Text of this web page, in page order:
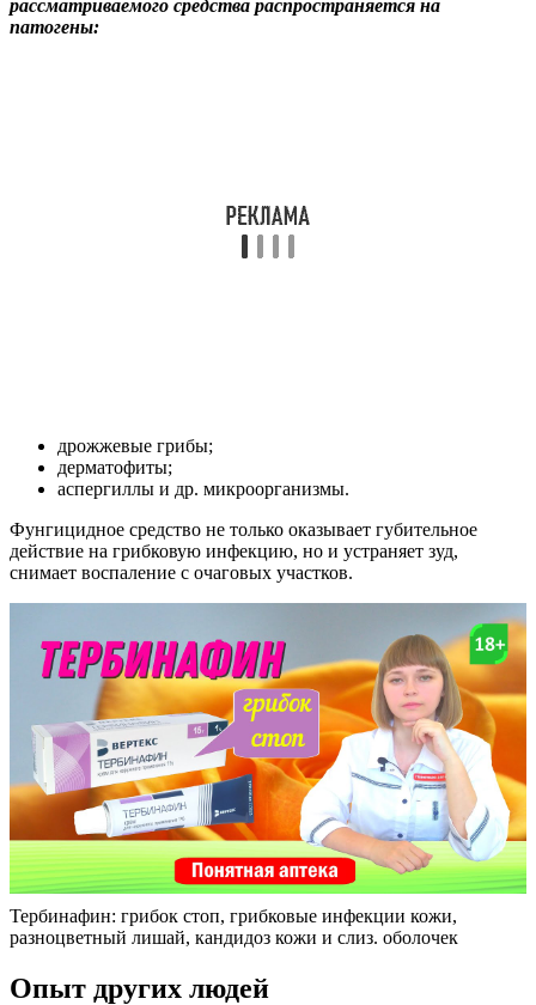
рассматриваемого средства распространяется на
патогены:
Тербинафин: грибок стоп, грибковые инфекции кожи,
разноцветный лишай, кандидоз кожи и слиз. оболочек
Опыт других людей
Фунгодерил – это эффективное средство от грибка ногтей, о
котором много говорят в отзывах. Пациенты отмечают его
быстрое действие и высокую эффективность. Цена
Фунгодерила доступна для большинства, что делает его
привлекательным выбором. Инструкция по применению
проста: достаточно наносить средство на пораженные ногти
несколько раз в день. Среди аналогов Фунгодерила можно
выделить Ламизил и Экзодерил, но многие отдают
предпочтение именно Фунгодерилу за его эффективность и
доступность.